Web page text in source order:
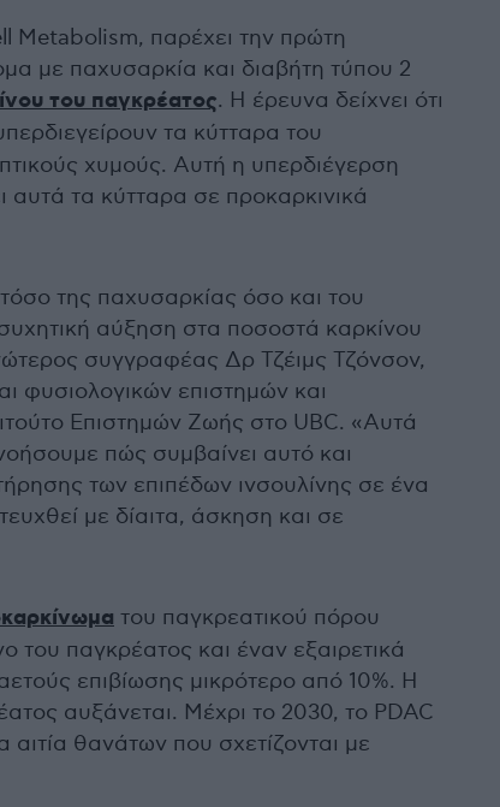
Metabolism, παρέχει την πρώτη
με παχυσαρκία και διαβήτη τύπου 2
του παγκρέατος. Η έρευνα δείχνει ότι
τα κύτταρα του
χυμούς. Αυτή η υπερδιέγερση
τα κύτταρα σε προκαρκινικά
της παχυσαρκίας όσο και του
αύξηση στα ποσοστά καρκίνου
συγγραφέας Δρ Τζέιμς Τζόνσον,
φυσιολογικών επιστημών και
Επιστημών Ζωής στο UBC. «Αυτά
πώς συμβαίνει αυτό και
των επιπέδων ινσουλίνης σε ένα
με δίαιτα, άσκηση και σε
του παγκρεατικού πόρου
του παγκρέατος και έναν εξαιρετικά
επιβίωσης μικρότερο από 10%. Η
αυξάνεται. Μέχρι το 2030, το PDAC
αιτία θανάτων που σχετίζονται με